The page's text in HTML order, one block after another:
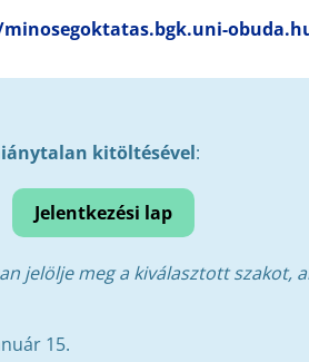
kitöltésével:
Jelentkezési lap
jelölje meg a kiválasztott szakot,
15.